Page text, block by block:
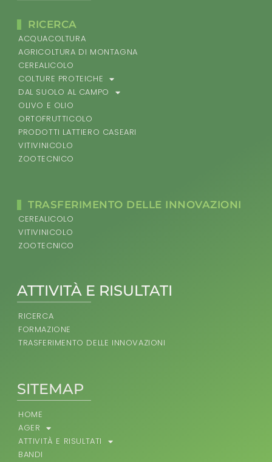
ATTIVITÀ E RISULTATI
RICERCA
FORMAZIONE
TRASFERIMENTO DELLE INNOVAZIONI
SITEMAP
HOME
AGER
ATTIVITÀ E RISULTATI
BANDI
RICERCA
ACQUACOLTURA
AGRICOLTURA DI MONTAGNA
CEREALICOLO
COLTURE PROTEICHE
DAL SUOLO AL CAMPO
OLIVO E OLIO
ORTOFRUTTICOLO
PRODOTTI LATTIERO CASEARI
VITIVINICOLO
ZOOTECNICO
TRASFERIMENTO DELLE INNOVAZIONI
CEREALICOLO
VITIVINICOLO
ZOOTECNICO